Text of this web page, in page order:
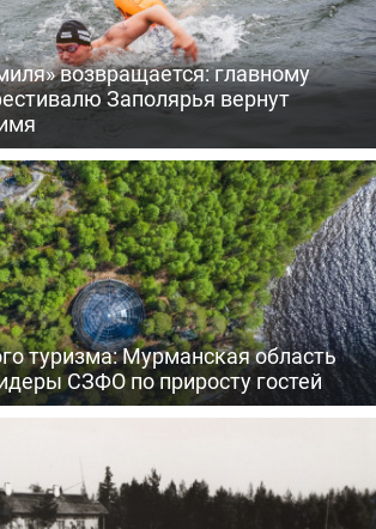
возвращается: главному
Заполярья вернут
туризма: Мурманская область
СЗФО по приросту гостей